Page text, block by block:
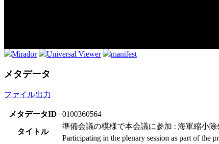
Mirador Universal Viewer manifest
メタデータ
ファイル出力
メタデータID 0100360564
タイトル
準備会議の模様で本会議に参加 : 海軍縮小
Participating in the plenary session as part of the